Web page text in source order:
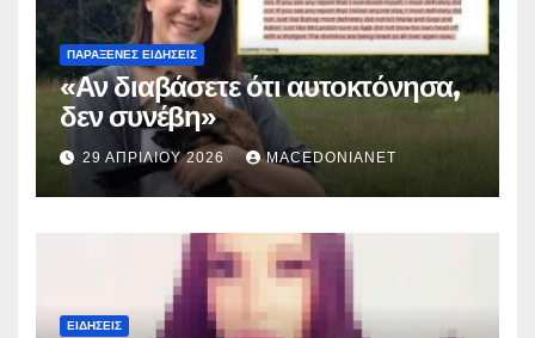
ΠΑΡΆΞΕΝΕΣ ΕΙΔΉΣΕΙΣ
«Αν διαβάσετε ότι αυτοκτόνησα,
δεν συνέβη»
29 ΑΠΡΙΛΊΟΥ 2026 MACEDONIANET
ΕΙΔΉΣΕΙΣ